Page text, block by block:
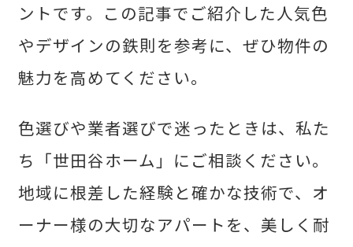
ントです。この記事でご紹介した人気色
やデザインの鉄則を参考に、ぜひ物件の
魅力を高めてください。
色選びや業者選びで迷ったときは、私た
ち「世田谷ホーム」にご相談ください。
地域に根差した経験と確かな技術で、オ
ーナー様の大切なアパートを、美しく耐